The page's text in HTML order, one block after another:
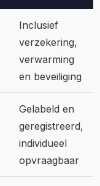
Inclusief
verzekering,
verwarming
en beveiliging
Gelabeld en
geregistreerd,
individueel
opvraagbaar